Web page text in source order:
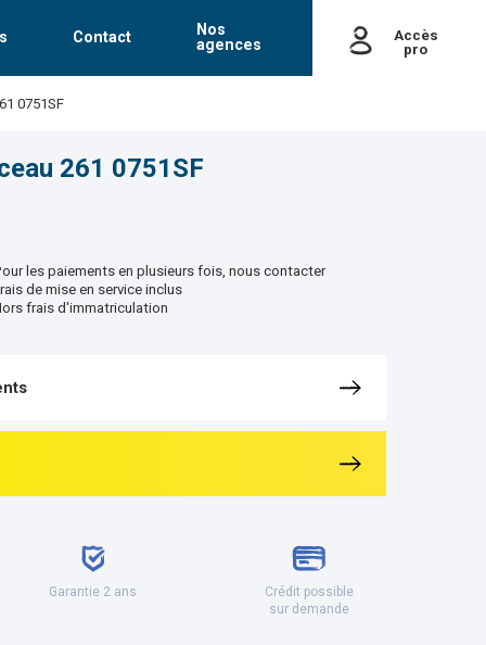
Contact
Nos
agences
Accès
pro
Mot de passe oublié
0751SF
les paiements en plusieurs fois, nous contacter
de mise en service inclus
frais d'immatriculation
261 0751SF
Garantie 2 ans
Crédit possible
sur demande